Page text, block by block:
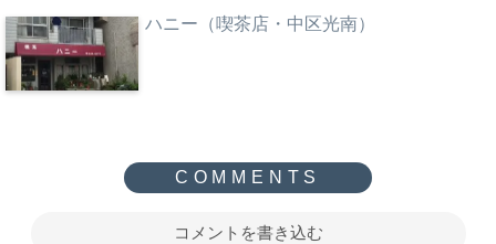
ハニー（喫茶店・中区光南）
コメントを書き込む